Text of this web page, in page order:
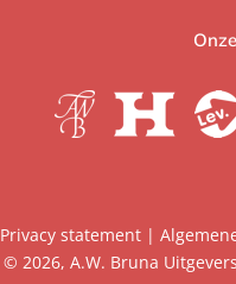
Privacy statement |
© 2026, A.W. Bruna